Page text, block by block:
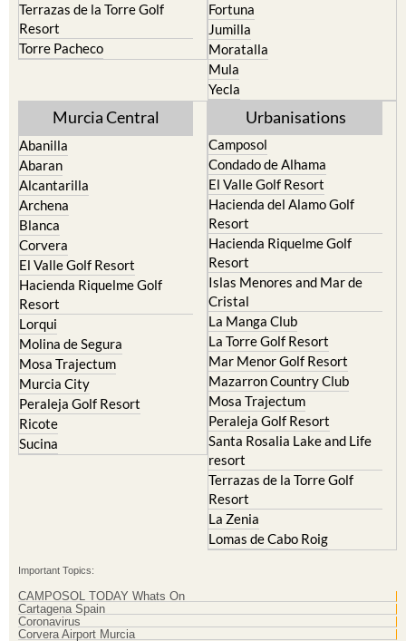
Terrazas de la Torre Golf
Resort
Torre Pacheco
Fortuna
Jumilla
Moratalla
Mula
Yecla
Murcia Central
Abanilla
Abaran
Alcantarilla
Archena
Blanca
Corvera
El Valle Golf Resort
Hacienda Riquelme Golf
Resort
Lorqui
Molina de Segura
Mosa Trajectum
Murcia City
Peraleja Golf Resort
Ricote
Sucina
Urbanisations
Camposol
Condado de Alhama
El Valle Golf Resort
Hacienda del Alamo Golf
Resort
Hacienda Riquelme Golf
Resort
Islas Menores and Mar de
Cristal
La Manga Club
La Torre Golf Resort
Mar Menor Golf Resort
Mazarron Country Club
Mosa Trajectum
Peraleja Golf Resort
Santa Rosalia Lake and Life
resort
Terrazas de la Torre Golf
Resort
La Zenia
Lomas de Cabo Roig
Important Topics:
CAMPOSOL TODAY Whats On
Cartagena Spain
Coronavirus
Corvera Airport Murcia